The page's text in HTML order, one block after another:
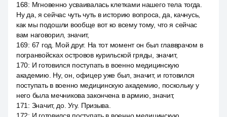
168: Мгновенно усваивалась клетками нашего тела тогда.
Ну да, я сейчас чуть чуть в историю вопроса, да, качнусь,
как мы подошли вообще вот ко всему тому, что я сейчас
вам наговорил, значит,
169: 67 год. Мой друг. На тот момент он был главврачом в
погранвойсках островов курильской гряды, значит,
170: И готовился поступать в военно медицинскую
академию. Ну, он, офицер уже был, значит, и готовился
поступать в военно медицинскую академию, поскольку у
него была мечникова закончена в армию, значит,
171 : Значит, до. Угу. Призыва.